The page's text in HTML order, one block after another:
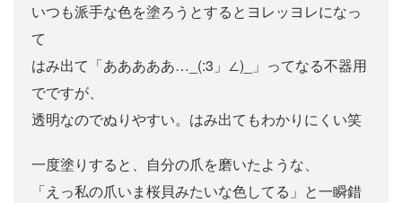
いつも派手な色を塗ろうとするとヨレッヨレになっ
て
はみ出て「あああああ…_(:3」∠)_」ってなる不器用
でですが、
透明なのでぬりやすい。はみ出てもわかりにくい笑
一度塗りすると、自分の爪を磨いたような、
「えっ私の爪いま桜貝みたいな色してる」と一瞬錯